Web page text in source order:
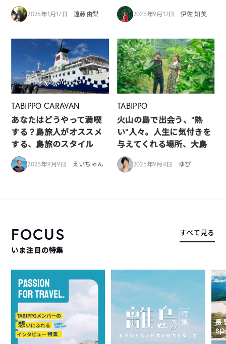
2026年1月17日 遠藤由梨 2025年9月12日 伊佐 知美
TABIPPO CARAVAN
あなたはどうやって満喫
する？島旅人がオススメ
する、島旅のスタイル
2025年9月9日 えいちゃん
TABIPPO
火山の島で出会う、“熱
い“人々。人生に気付きを
与えてくれる場所、大島
2025年9月4日 ゆぴ
FOCUS
いま注目の特集
すべて見る